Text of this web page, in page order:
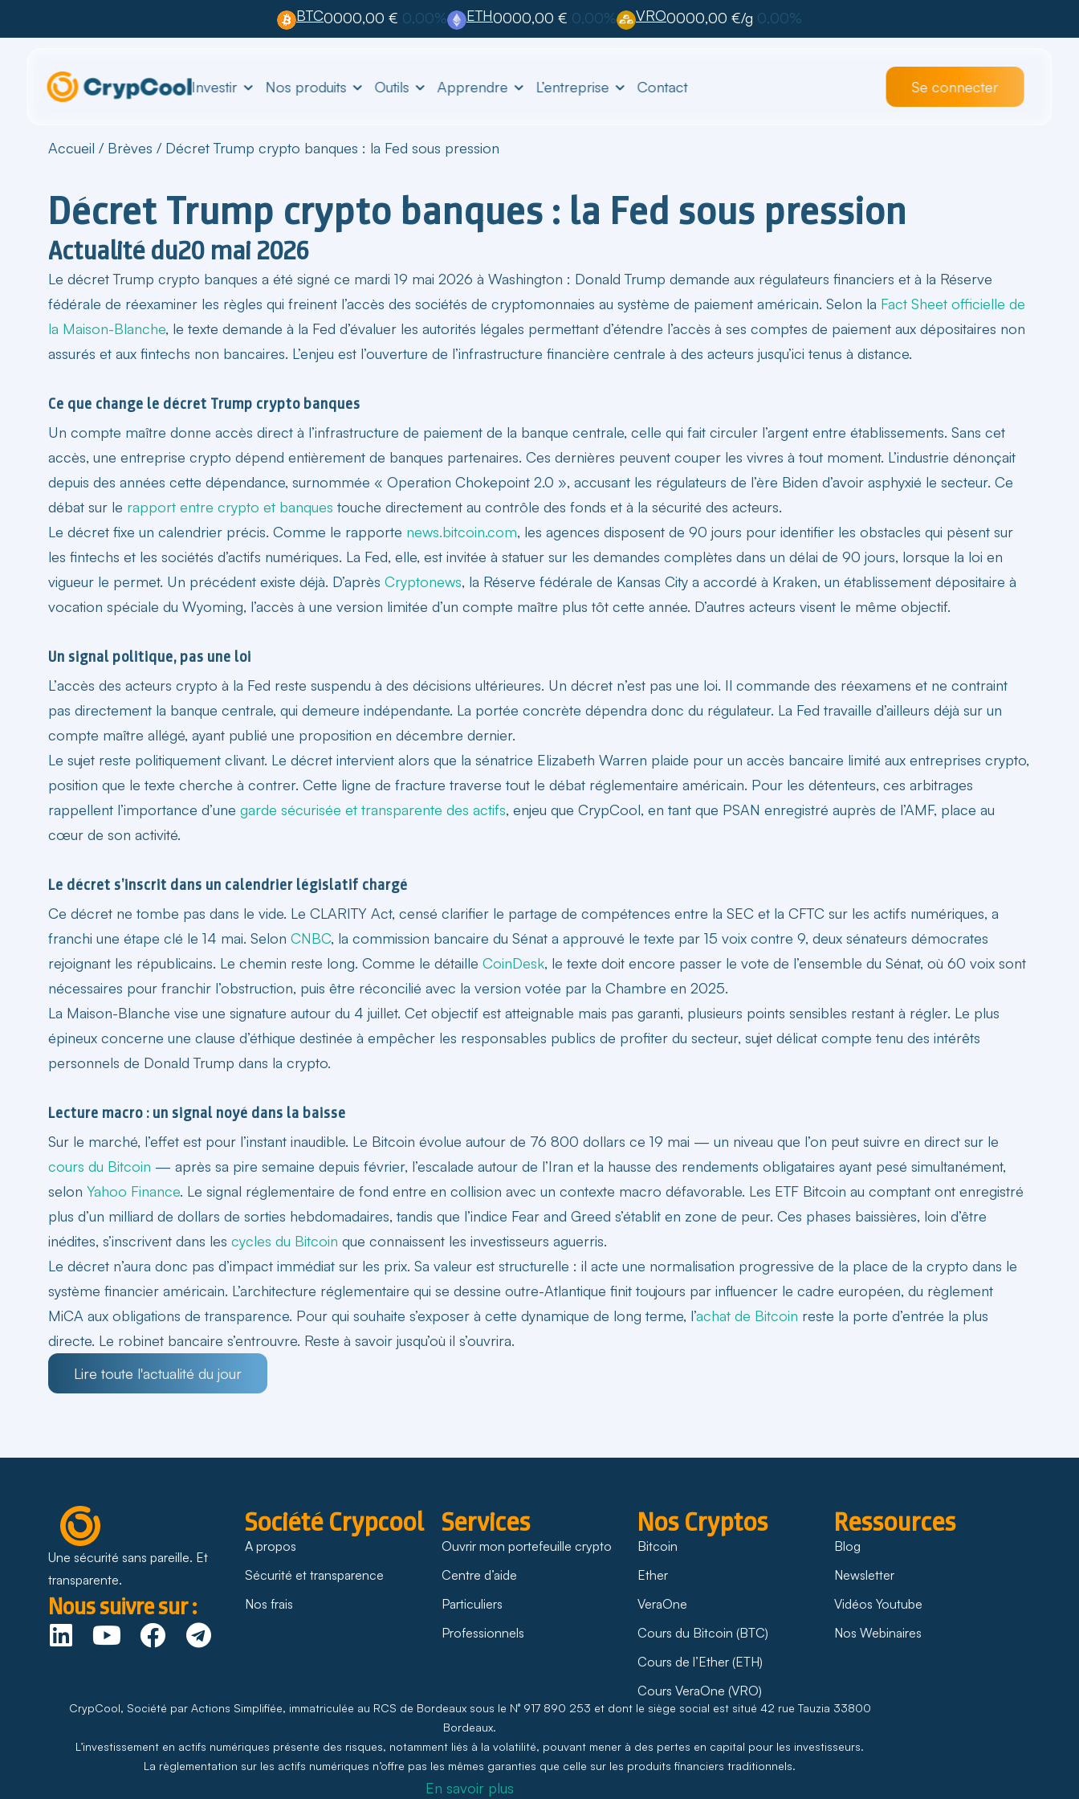
BTC0000,00 € 0,00% ETH0000,00 € 0,00% VRO0000,00 €/g 0,00%
Investir Nos produits Outils Apprendre L’entreprise Contact Se connecter
Accueil / Brèves / Décret Trump crypto banques : la Fed sous pression
Décret Trump crypto banques : la Fed sous pression
Actualité du20 mai 2026
Le décret Trump crypto banques a été signé ce mardi 19 mai 2026 à Washington : Donald Trump demande aux régulateurs financiers et à la Réserve
fédérale de réexaminer les règles qui freinent l’accès des sociétés de cryptomonnaies au système de paiement américain. Selon la Fact Sheet officielle de
la Maison-Blanche, le texte demande à la Fed d’évaluer les autorités légales permettant d’étendre l’accès à ses comptes de paiement aux dépositaires non
assurés et aux fintechs non bancaires. L’enjeu est l’ouverture de l’infrastructure financière centrale à des acteurs jusqu’ici tenus à distance.
Ce que change le décret Trump crypto banques
Un compte maître donne accès direct à l’infrastructure de paiement de la banque centrale, celle qui fait circuler l’argent entre établissements. Sans cet
accès, une entreprise crypto dépend entièrement de banques partenaires. Ces dernières peuvent couper les vivres à tout moment. L’industrie dénonçait
depuis des années cette dépendance, surnommée « Operation Chokepoint 2.0 », accusant les régulateurs de l’ère Biden d’avoir asphyxié le secteur. Ce
débat sur le rapport entre crypto et banques touche directement au contrôle des fonds et à la sécurité des acteurs.
Le décret fixe un calendrier précis. Comme le rapporte news.bitcoin.com, les agences disposent de 90 jours pour identifier les obstacles qui pèsent sur
les fintechs et les sociétés d’actifs numériques. La Fed, elle, est invitée à statuer sur les demandes complètes dans un délai de 90 jours, lorsque la loi en
vigueur le permet. Un précédent existe déjà. D’après Cryptonews, la Réserve fédérale de Kansas City a accordé à Kraken, un établissement dépositaire à
vocation spéciale du Wyoming, l’accès à une version limitée d’un compte maître plus tôt cette année. D’autres acteurs visent le même objectif.
Un signal politique, pas une loi
L’accès des acteurs crypto à la Fed reste suspendu à des décisions ultérieures. Un décret n’est pas une loi. Il commande des réexamens et ne contraint
pas directement la banque centrale, qui demeure indépendante. La portée concrète dépendra donc du régulateur. La Fed travaille d’ailleurs déjà sur un
compte maître allégé, ayant publié une proposition en décembre dernier.
Le sujet reste politiquement clivant. Le décret intervient alors que la sénatrice Elizabeth Warren plaide pour un accès bancaire limité aux entreprises crypto,
position que le texte cherche à contrer. Cette ligne de fracture traverse tout le débat réglementaire américain. Pour les détenteurs, ces arbitrages
rappellent l’importance d’une garde sécurisée et transparente des actifs, enjeu que CrypCool, en tant que PSAN enregistré auprès de l’AMF, place au
cœur de son activité.
Le décret s’inscrit dans un calendrier législatif chargé
Ce décret ne tombe pas dans le vide. Le CLARITY Act, censé clarifier le partage de compétences entre la SEC et la CFTC sur les actifs numériques, a
franchi une étape clé le 14 mai. Selon CNBC, la commission bancaire du Sénat a approuvé le texte par 15 voix contre 9, deux sénateurs démocrates
rejoignant les républicains. Le chemin reste long. Comme le détaille CoinDesk, le texte doit encore passer le vote de l’ensemble du Sénat, où 60 voix sont
nécessaires pour franchir l’obstruction, puis être réconcilié avec la version votée par la Chambre en 2025.
La Maison-Blanche vise une signature autour du 4 juillet. Cet objectif est atteignable mais pas garanti, plusieurs points sensibles restant à régler. Le plus
épineux concerne une clause d’éthique destinée à empêcher les responsables publics de profiter du secteur, sujet délicat compte tenu des intérêts
personnels de Donald Trump dans la crypto.
Lecture macro : un signal noyé dans la baisse
Sur le marché, l’effet est pour l’instant inaudible. Le Bitcoin évolue autour de 76 800 dollars ce 19 mai — un niveau que l’on peut suivre en direct sur le
cours du Bitcoin — après sa pire semaine depuis février, l’escalade autour de l’Iran et la hausse des rendements obligataires ayant pesé simultanément,
selon Yahoo Finance. Le signal réglementaire de fond entre en collision avec un contexte macro défavorable. Les ETF Bitcoin au comptant ont enregistré
plus d’un milliard de dollars de sorties hebdomadaires, tandis que l’indice Fear and Greed s’établit en zone de peur. Ces phases baissières, loin d’être
inédites, s’inscrivent dans les cycles du Bitcoin que connaissent les investisseurs aguerris.
Le décret n’aura donc pas d’impact immédiat sur les prix. Sa valeur est structurelle : il acte une normalisation progressive de la place de la crypto dans le
système financier américain. L’architecture réglementaire qui se dessine outre-Atlantique finit toujours par influencer le cadre européen, du règlement
MiCA aux obligations de transparence. Pour qui souhaite s’exposer à cette dynamique de long terme, l’achat de Bitcoin reste la porte d’entrée la plus
directe. Le robinet bancaire s’entrouvre. Reste à savoir jusqu’où il s’ouvrira.
Lire toute l'actualité du jour
Une sécurité sans pareille. Et
transparente.
Nous suivre sur :
Société Crypcool
A propos
Sécurité et transparence
Nos frais
Services
Ouvrir mon portefeuille crypto
Centre d’aide
Particuliers
Professionnels
Nos Cryptos
Bitcoin
Ether
VeraOne
Cours du Bitcoin (BTC)
Cours de l’Ether (ETH)
Cours VeraOne (VRO)
Ressources
Blog
Newsletter
Vidéos Youtube
Nos Webinaires
CrypCool, Société par Actions Simplifiée, immatriculée au RCS de Bordeaux sous le N° 917 890 253 et dont le siège social est situé 42 rue Tauzia 33800
Bordeaux.
L’investissement en actifs numériques présente des risques, notamment liés à la volatilité, pouvant mener à des pertes en capital pour les investisseurs.
La règlementation sur les actifs numériques n’offre pas les mêmes garanties que celle sur les produits financiers traditionnels.
En savoir plus